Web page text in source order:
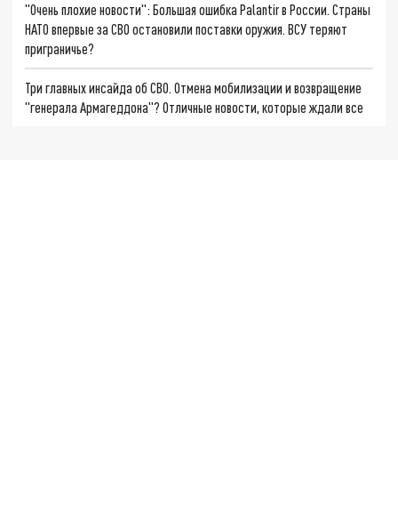
"Очень плохие новости": Большая ошибка Palantir в России. Страны
НАТО впервые за СВО остановили поставки оружия. ВСУ теряют
приграничье?
Три главных инсайда об СВО. Отмена мобилизации и возвращение
"генерала Армагеддона"? Отличные новости, которые ждали все